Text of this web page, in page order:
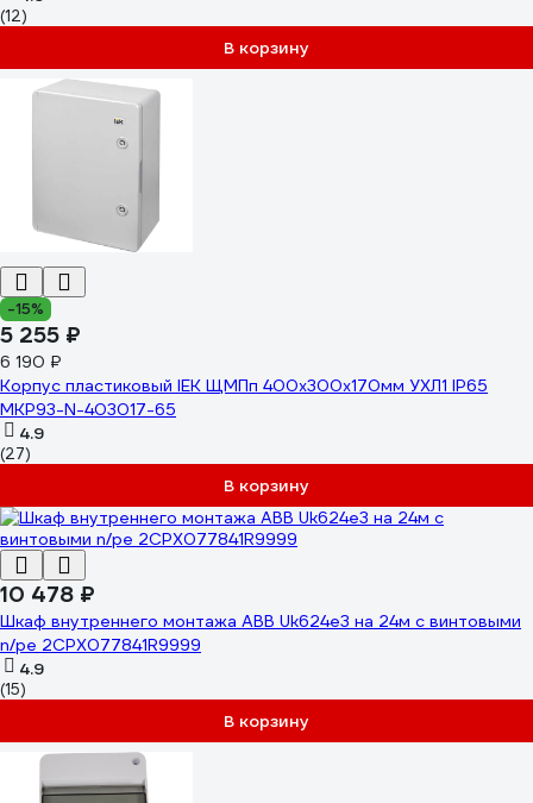
(12)
В корзину
-15%
5 255 ₽
6 190 ₽
Корпус пластиковый IEK ЩМПп 400х300х170мм УХЛ1 IP65
MKP93-N-403017-65
4.9
(27)
В корзину
10 478 ₽
Шкаф внутреннего монтажа ABB Uk624e3 на 24м с винтовыми
n/pe 2CPX077841R9999
4.9
(15)
В корзину